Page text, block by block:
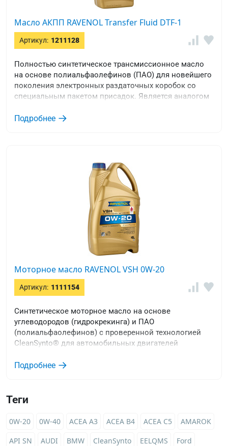
Теги
0W-20 0W-40 ACEA A3 ACEA B4 ACEA C5
AMAROK
API SN
AUDI BMW CleanSynto EELQMS
Ford
Масло АКПП RAVENOL Transfer Fluid DTF-1
Артикул: 1211128
Полностью синтетическое трансмиссионное масло
на основе полиальфаолефинов (ПАО) для новейшего
поколения электронных раздаточных коробок со
специальным пакетом присадок. Является аналогом
Patrol, Porsche Cayenne, Audi Q7, VW Touareg/Amarok,
Подробнее
Моторное масло RAVENOL VSH 0W-20
Артикул: 1111154
Синтетическое моторное масло на основе
углеводородов (гидрокрекинга) и ПАО
(полиальфаолефинов) с проверенной технологией
CleanSynto® для автомобильных двигателей
непосредственным впрыском.
Подробнее